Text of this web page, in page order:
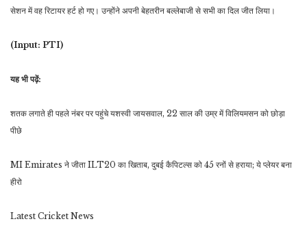
सेशन में वह रिटायर हर्ट हो गए। उन्होंने अपनी बेहतरीन बल्लेबाजी से सभी का दिल जीत लिया।
(Input: PTI)
यह भी पढ़ें:
शतक लगाते ही पहले नंबर पर पहुंचे यशस्वी जायसवाल, 22 साल की उम्र में विलियमसन को छोड़ा
पीछे
MI Emirates ने जीता ILT20 का खिताब, दुबई कैपिटल्स को 45 रनों से हराया; ये प्लेयर बना
हीरो
Latest Cricket News